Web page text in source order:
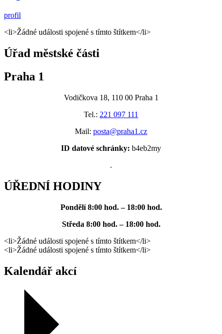
profil
<li>Žádné události spojené s tímto štítkem</li>
Úřad městské části
Praha 1
Vodičkova 18, 110 00 Praha 1
Tel.: 221 097 111
Mail: posta@praha1.cz
ID datové schránky: b4eb2my
.
ÚŘEDNÍ HODINY
Pondělí 8:00 hod. – 18:00 hod.
Středa 8:00 hod. – 18:00 hod.
<li>Žádné události spojené s tímto štítkem</li>
<li>Žádné události spojené s tímto štítkem</li>
Kalendář akcí